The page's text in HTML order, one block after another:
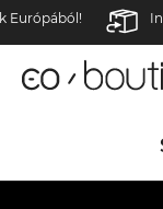
Európából!